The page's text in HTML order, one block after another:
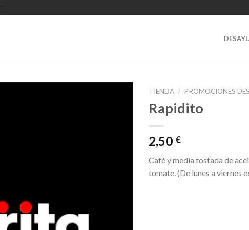
TIENDA / PROMOCIONES
Rapidito
2,50 €
Café y media tostada de
tomate. (De lunes a viernes